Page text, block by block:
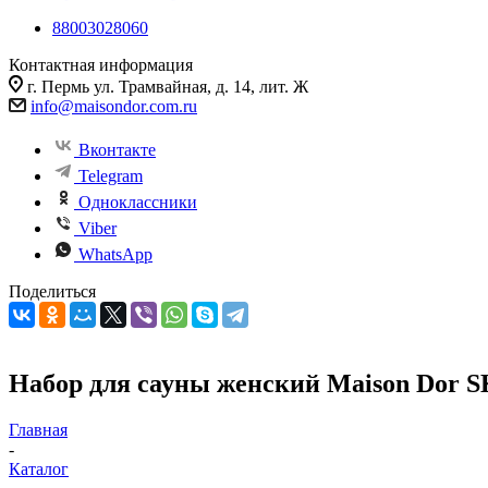
88003028060
Контактная информация
г. Пермь ул. Трамвайная, д. 14, лит. Ж
info@maisondor.com.ru
Вконтакте
Telegram
Одноклассники
Viber
WhatsApp
Поделиться
Набор для сауны женский Maison Dor
Главная
-
Каталог